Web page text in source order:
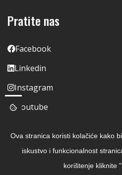
Pratite nas
Facebook
Linkedin
Instagram
Youtube
Ova stranica koristi kolačiće kako
iskustvo i funkcionalnost
korištenje kliknite